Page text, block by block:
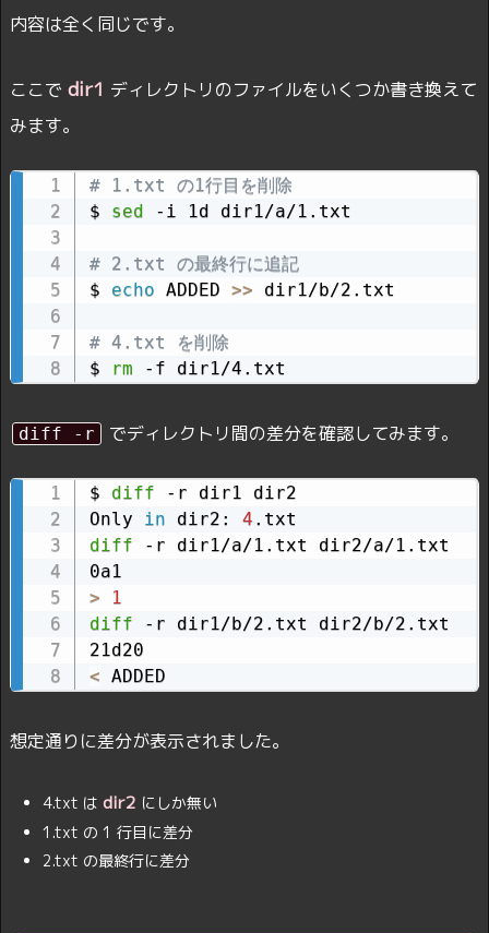
内容は全く同じです。
ここで dir1 ディレクトリのファイルをいくつか書き換えて
みます。
# 1.txt の1行目を削除
$ sed -i 1d dir1/a/1.txt
# 2.txt の最終行に追記
$ echo ADDED >> dir1/b/2.txt
# 4.txt を削除
$
rm -f dir1/4.txt
diff -r でディレクトリ間の差分を確認してみます。
$ diff -r dir1 dir2
Only in dir2: 4
diff -r dir1/a/1.txt dir2/a/1.txt
>
1
diff -r dir1/b/2.txt dir2/b/2.txt
< ADDED
想定通りに差分が表示されました。
4.txt は dir2 にしか無い
1.txt の 1 行目に差分
2.txt の最終行に差分